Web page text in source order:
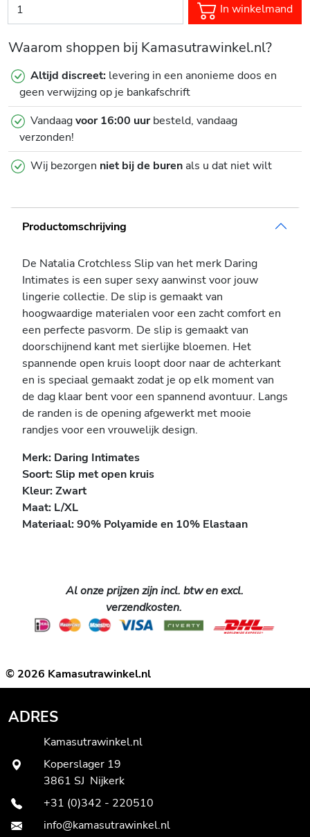
In winkelmand
Waarom shoppen bij Kamasutrawinkel.nl?
Altijd discreet: levering in een anonieme doos en
geen verwijzing op je bankafschrift
Vandaagvoor 16:00 uurbesteld, vandaag
verzonden!
Wij bezorgen niet bij de burenals u dat niet wilt
Productomschrijving
De Natalia Crotchless Slip van het merk Daring
Intimates is een super sexy aanwinst voor jouw
lingerie collectie. De slip is gemaakt van
hoogwaardige materialen voor een zacht comfort en
een perfecte pasvorm. De slip is gemaakt van
doorschijnend kant met sierlijke bloemen. Het
spannende open kruis loopt door naar de achterkant
en is speciaal gemaakt zodat je op elk moment van
de dag klaar bent voor een spannend avontuur. Langs
de randen is de opening afgewerkt met mooie
randjes voor een vrouwelijk design.
Merk: Daring Intimates
Soort: Slip met open kruis
Kleur: Zwart
Maat: L/XL
Materiaal: 90% Polyamide en 10% Elastaan
Al onze prijzen zijn incl. btw en excl.
verzendkosten.
© 2026 Kamasutrawinkel.nl
ADRES
Kamasutrawinkel.nl
Koperslager 19
3861 SJ Nijkerk
+31 (0)342 - 220510
info@kamasutrawinkel.nl